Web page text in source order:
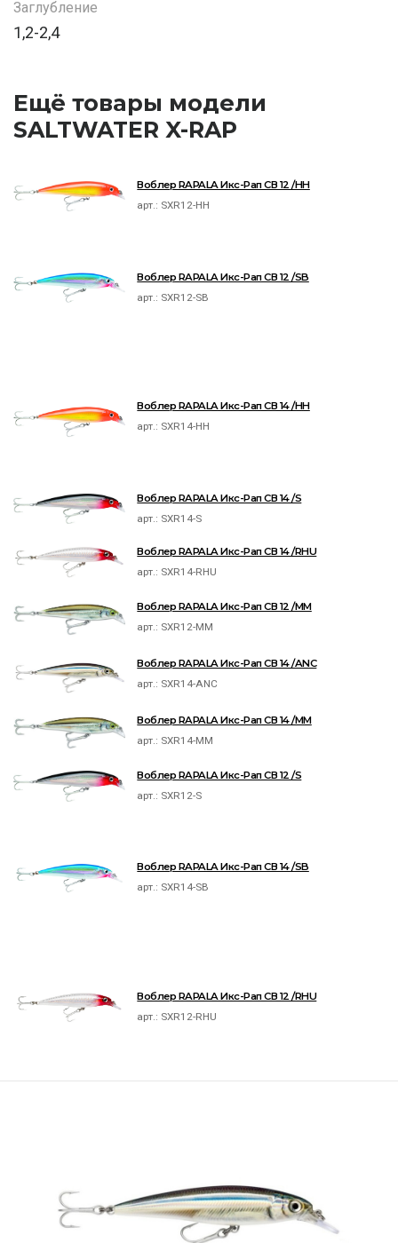
Заглубление
1,2-2,4
Ещё товары модели
SALTWATER X-RAP
Воблер RAPALA Икс-Рап СВ 12 /HH
арт.: SXR12-HH
Воблер RAPALA Икс-Рап СВ 12 /SB
арт.: SXR12-SB
Воблер RAPALA Икс-Рап СВ 14 /HH
арт.: SXR14-HH
Воблер RAPALA Икс-Рап СВ 14 /S
арт.: SXR14-S
Воблер RAPALA Икс-Рап СВ 14 /RHU
арт.: SXR14-RHU
Воблер RAPALA Икс-Рап СВ 12 /MM
арт.: SXR12-MM
Воблер RAPALA Икс-Рап СВ 14 /ANC
арт.: SXR14-ANC
Воблер RAPALA Икс-Рап СВ 14 /MM
арт.: SXR14-MM
Воблер RAPALA Икс-Рап СВ 12 /S
арт.: SXR12-S
Воблер RAPALA Икс-Рап СВ 14 /SB
арт.: SXR14-SB
Воблер RAPALA Икс-Рап СВ 12 /RHU
арт.: SXR12-RHU